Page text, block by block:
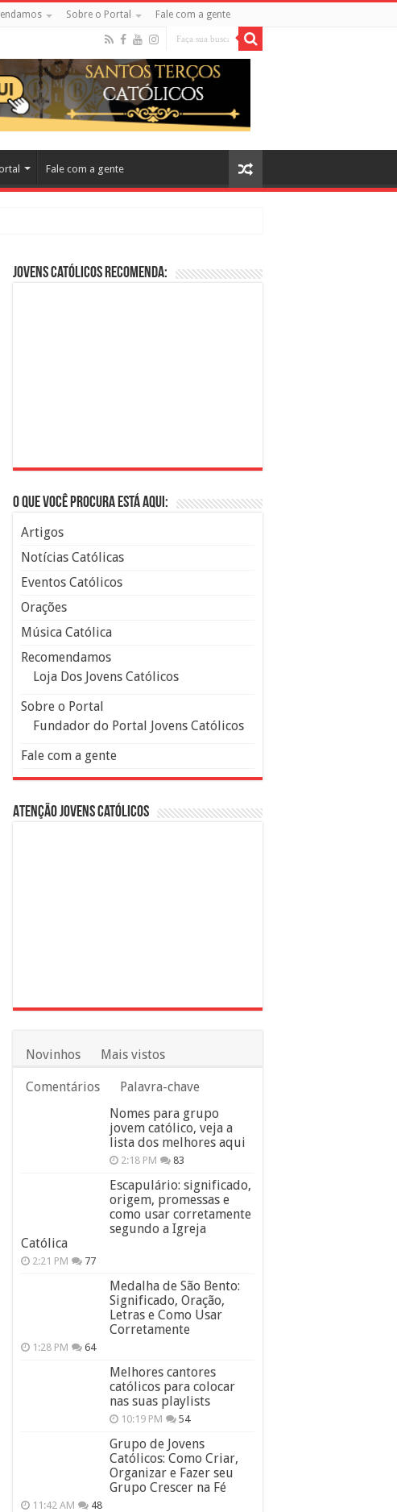
Sobre o Portal Fale com a gente
Fale com a gente
no Cinema
Jovens Católicos Recomenda:
O que você procura está aqui:
Artigos
Notícias Católicas
Eventos Católicos
Orações
Música Católica
Recomendamos
Loja Dos Jovens Católicos
Sobre o Portal
Fundador do Portal Jovens Católicos
Fale com a gente
Atenção Jovens Católicos
Novinhos Mais vistos
Comentários
Palavra-chave
Nomes para grupo
jovem católico, veja a
lista dos melhores aqui
2:18 PM 83
Escapulário: significado,
origem, promessas e
como usar corretamente
segundo a Igreja
Católica
2:21 PM 77
Medalha de São Bento:
Significado, Oração,
Letras e Como Usar
Corretamente
1:28 PM 64
Melhores cantores
católicos para colocar
nas suas playlists
10:19 PM 54
Grupo de Jovens
Católicos: Como Criar,
Organizar e Fazer seu
Grupo Crescer na Fé
11:42 AM 48